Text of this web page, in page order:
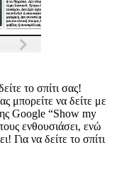
το σπίτι σας!
μπορείτε να δείτε με
Google “Show my
ενθουσιάσει, ενώ
Για να δείτε το σπίτι